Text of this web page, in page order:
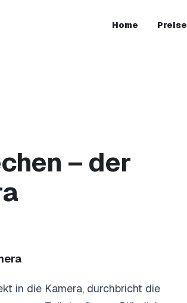
Home Preise
– der
in die Kamera, durchbricht die